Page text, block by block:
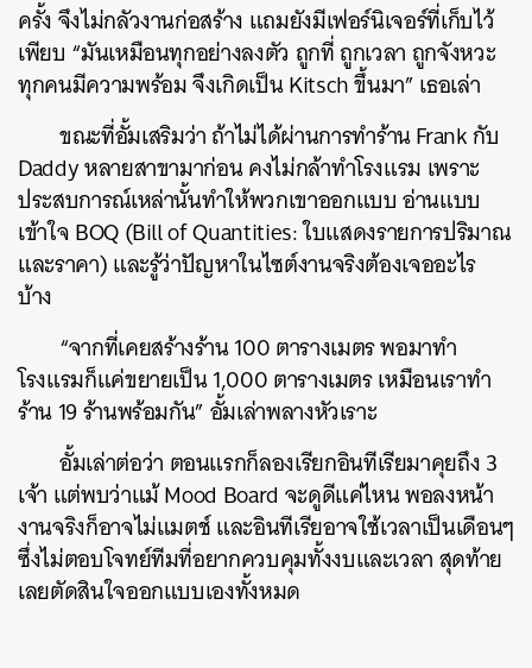
ครั้ง จึงไม่กลัวงานก่อสร้าง แถมยังมีเฟอร์นิเจอร์ที่เก็บไว้
เพียบ “มันเหมือนทุกอย่างลงตัว ถูกที่ ถูกเวลา ถูกจังหวะ
ทุกคนมีความพร้อม จึงเกิดเป็น Kitsch ขึ้นมา” เธอเล่า
ขณะที่อั้มเสริมว่า ถ้าไม่ได้ผ่านการทำร้าน Frank กับ
Daddy หลายสาขามาก่อน คงไม่กล้าทำโรงแรม เพราะ
ประสบการณ์เหล่านั้นทำให้พวกเขาออกแบบ อ่านแบบ
เข้าใจ BOQ (Bill of Quantities: ใบแสดงรายการปริมาณ
และราคา) และรู้ว่าปัญหาในไซต์งานจริงต้องเจออะไร
บ้าง
“จากที่เคยสร้างร้าน 100 ตารางเมตร พอมาทำ
โรงแรมก็แค่ขยายเป็น 1,000 ตารางเมตร เหมือนเราทำ
ร้าน 19 ร้านพร้อมกัน” อั้มเล่าพลางหัวเราะ
อั้มเล่าต่อว่า ตอนแรกก็ลองเรียกอินทีเรียมาคุยถึง 3
เจ้า แต่พบว่าแม้ Mood Board จะดูดีแค่ไหน พอลงหน้า
งานจริงก็อาจไม่แมตช์ และอินทีเรียอาจใช้เวลาเป็นเดือนๆ
ซึ่งไม่ตอบโจทย์ทีมที่อยากควบคุมทั้งงบและเวลา สุดท้าย
เลยตัดสินใจออกแบบเองทั้งหมด
SHARE TWEET LINE EMAIL